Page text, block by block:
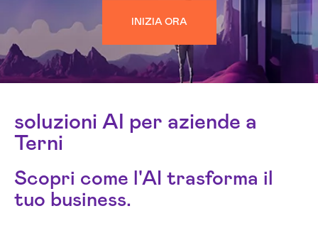
INIZIA ORA
soluzioni AI per aziende a
Terni
Scopri come l'AI trasforma il
tuo business.